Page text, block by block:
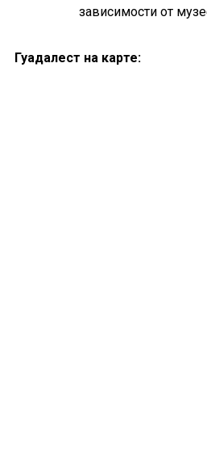
зависимости от
Гуадалест на карте: